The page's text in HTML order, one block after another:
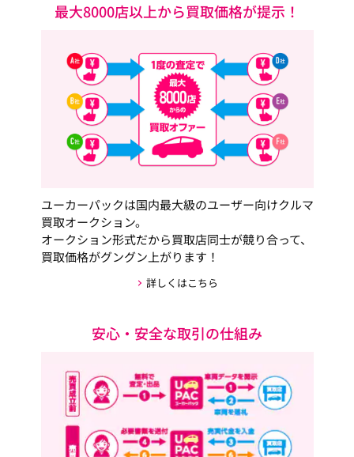
最大8000店以上から買取価格が提示！
ユーカーパックは国内最大級のユーザー向けクルマ
買取オークション。
オークション形式だから買取店同士が競り合って、
買取価格がグングン上がります！
詳しくはこちら
安心・安全な取引の仕組み